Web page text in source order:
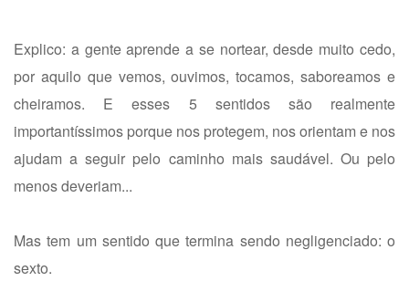
Explico: a gente aprende a se nortear, desde muito cedo,
por aquilo que vemos, ouvimos, tocamos, saboreamos e
cheiramos. E esses 5 sentidos são realmente
importantíssimos porque nos protegem, nos orientam e nos
ajudam a seguir pelo caminho mais saudável. Ou pelo
menos deveriam...
Mas tem um sentido que termina sendo negligenciado: o
sexto.